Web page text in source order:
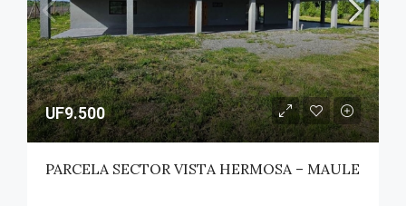
UF9.500
PARCELA SECTOR VISTA HERMOSA – MAULE